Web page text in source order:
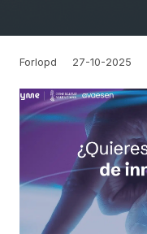
Forlopd 27-10-2025